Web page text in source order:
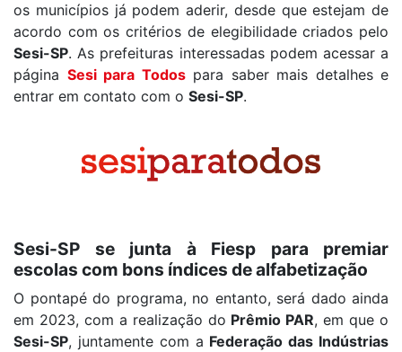
os municípios já podem aderir, desde que estejam de
acordo com os critérios de elegibilidade criados pelo
Sesi-SP. As prefeituras interessadas podem acessar a
página Sesi para Todospara saber mais detalhes e
entrar em contato com o Sesi-SP.
Sesi-SP se junta à Fiesp para premiar
escolas com bons índices de alfabetização
O pontapé do programa, no entanto, será dado ainda
em 2023, com a realização do Prêmio PAR, em que o
Sesi-SP, juntamente com a Federação das Indústrias